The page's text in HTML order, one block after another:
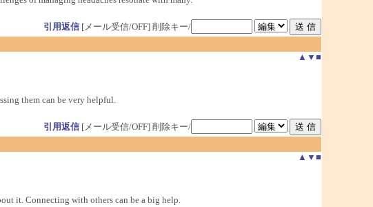
引用返信[メール受信/OFF] 削除キー/
▲ ▼ ■
them can be very helpful.
引用返信[メール受信/OFF] 削除キー/
▲ ▼ ■
it. Connecting with others can be a big help.